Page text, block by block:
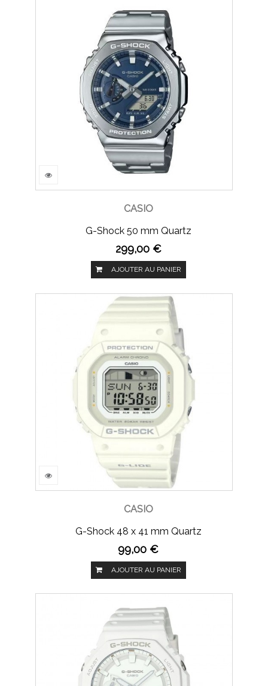
CASIO
G-Shock 50 mm Quartz
299,00 €
AJOUTER AU PANIER
CASIO
G-Shock 48 x 41 mm Quartz
99,00 €
AJOUTER AU PANIER